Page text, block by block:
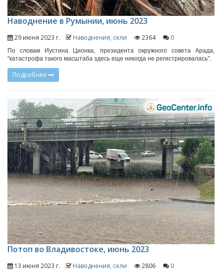
Наводнение в Румынии, июнь 2023
29 июня 2023 г. Наводнения, сели 2364 0
По словам Иустина Ционка, президента окружного совета Арада,
"катастрофа такого масштаба здесь еще никогда не регистрировалась".
Подробнее
Потоп во Владивостоке, июнь 2023
13 июня 2023 г. Наводнения, сели 2806 0